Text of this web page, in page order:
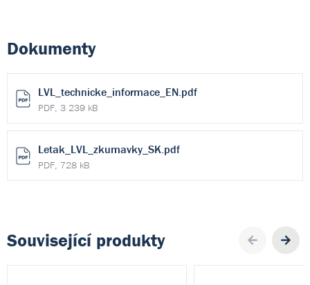
Dokumenty
LVL_technicke_informace_EN.pdf
PDF, 3 239 kB
Letak_LVL_zkumavky_SK.pdf
PDF, 728 kB
Související produkty